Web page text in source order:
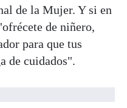
de la Mujer. Y si en
de niñero,
para que tus
de cuidados".